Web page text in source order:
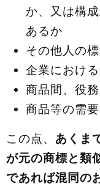
か、又は構
あるか
その他人の
企業におけ
商品間、役
商品等の需
この点、 あくま
が元の商標と類
であれば混同の